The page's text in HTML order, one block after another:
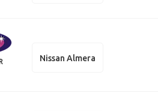
Nissan Almera